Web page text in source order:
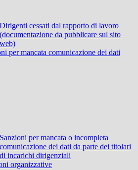
Dirigenti cessati dal rapporto di lavoro
(documentazione da pubblicare sul sito
web)
per mancata comunicazione dei dati
Sanzioni per mancata o incompleta
comunicazione dei dati da parte dei titolari
di incarichi dirigenziali
organizzative